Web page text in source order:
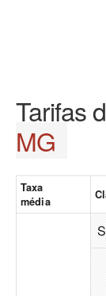
Tarifas
MG
Taxa
média